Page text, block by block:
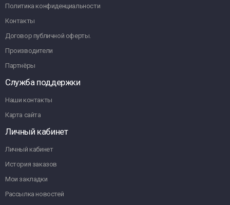
Политика конфиденциальности
Контакты
Договор публичной оферты.
Производители
Партнёры
Служба поддержки
Наши контакты
Карта сайта
Личный кабинет
Личный кабинет
История заказов
Мои закладки
Рассылка новостей